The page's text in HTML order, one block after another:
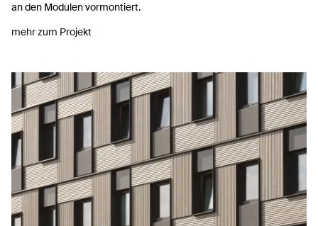
an den Modulen vormontiert.
mehr zum Projekt